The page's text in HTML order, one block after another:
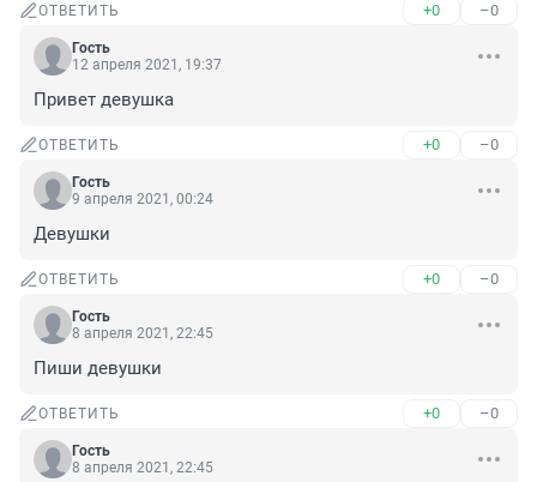
ОТВЕТИТЬ +0 –0
Гость
12 апреля 2021, 19:37
Привет девушка
ОТВЕТИТЬ +0 –0
Гость
9 апреля 2021, 00:24
Девушки
ОТВЕТИТЬ +0 –0
Гость
8 апреля 2021, 22:45
Пиши девушки
ОТВЕТИТЬ +0 –0
Гость
8 апреля 2021, 22:45